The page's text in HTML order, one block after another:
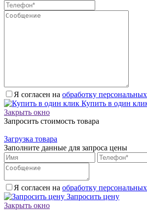
Я согласен на обработку
Купить в один
Закрыть окно
Запросить стоимость товара
Загрузка товара
Заполните данные для запроса цены
Я согласен на обработку
Запросить цену
Закрыть окно